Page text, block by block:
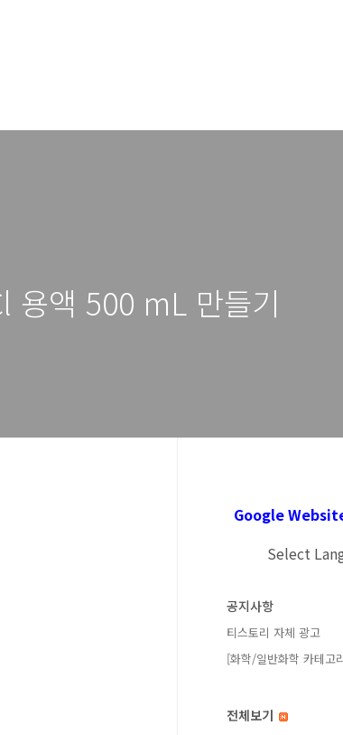
용액 500 mL 만들기
Google
Select
공지사항
티스토리 자체 광고
[화학/일반화학 카테고
전체보기